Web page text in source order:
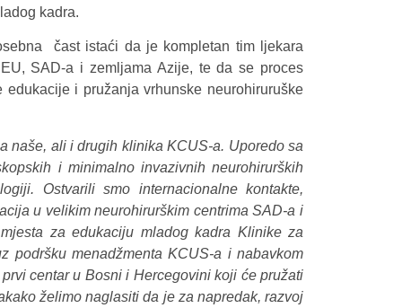
kadra.
čast istaći da je kompletan tim ljekara
SAD-a i zemljama Azije, te da se proces
i pružanja vrhunske neurohiruruške
naše, ali i drugih klinika KCUS-a. Uporedo sa
i minimalno invazivnih neurohirurških
Ostvarili smo internacionalne kontakte,
u velikim neurohirurškim centrima SAD-a i
za edukaciju mladog kadra Klinike za
menadžmenta KCUS-a i nabavkom
centar u Bosni i Hercegovini koji će pružati
želimo naglasiti da je za napredak, razvoj